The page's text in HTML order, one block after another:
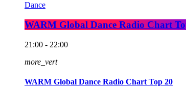
Dance
WARM Global Dance Radio Chart
21:00 - 22:00
more_vert
WARM Global Dance Radio Chart Top 20